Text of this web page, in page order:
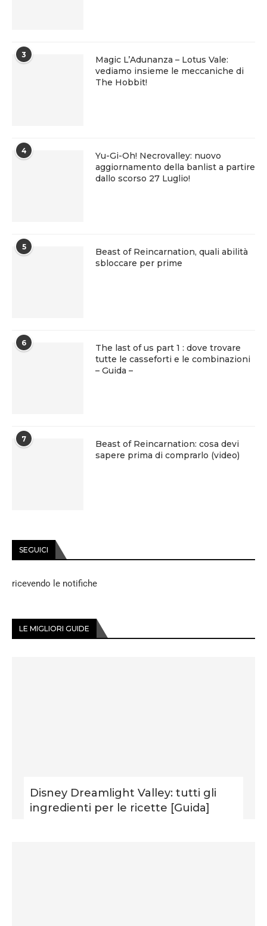
3
Magic L’Adunanza – Lotus Vale:
vediamo insieme le meccaniche di
The Hobbit!
4
Yu-Gi-Oh! Necrovalley: nuovo
aggiornamento della banlist a partire
dallo scorso 27 Luglio!
5
Beast of Reincarnation, quali abilità
sbloccare per prime
6
The last of us part 1 : dove trovare
tutte le casseforti e le combinazioni
– Guida –
7
Beast of Reincarnation: cosa devi
sapere prima di comprarlo (video)
SEGUICI
ricevendo le notifiche
LE MIGLIORI GUIDE
Disney Dreamlight Valley: tutti gli
ingredienti per le ricette [Guida]